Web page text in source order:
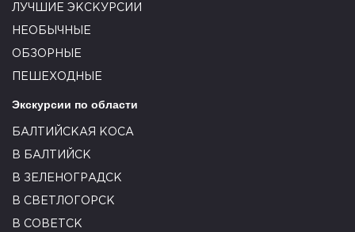
ЛУЧШИЕ ЭКСКУРСИИ
НЕОБЫЧНЫЕ
ОБЗОРНЫЕ
ПЕШЕХОДНЫЕ
Экскурсии по области
БАЛТИЙСКАЯ КОСА
В БАЛТИЙСК
В ЗЕЛЕНОГРАДСК
В СВЕТЛОГОРСК
В СОВЕТСК